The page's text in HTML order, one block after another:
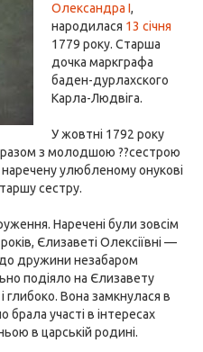
Олександра I,
народилася 13 січня
1779 року. Старша
дочка маркграфа
баден-дурлахского
Карла-Людвіга.
У жовтні 1792 року
з молодшою ??сестрою
улюбленому онукові
сестру.
Наречені були зовсім
Єлизаветі Олексіївні —
дружини незабаром
подіяло на Єлизавету
глибоко. Вона замкнулася в
брала участі в інтересах
в царській родині.